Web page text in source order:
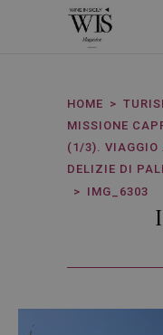
HOME
MISSIONE
(1/3). VIAGGIO
DELIZIE DI
IMG_6303